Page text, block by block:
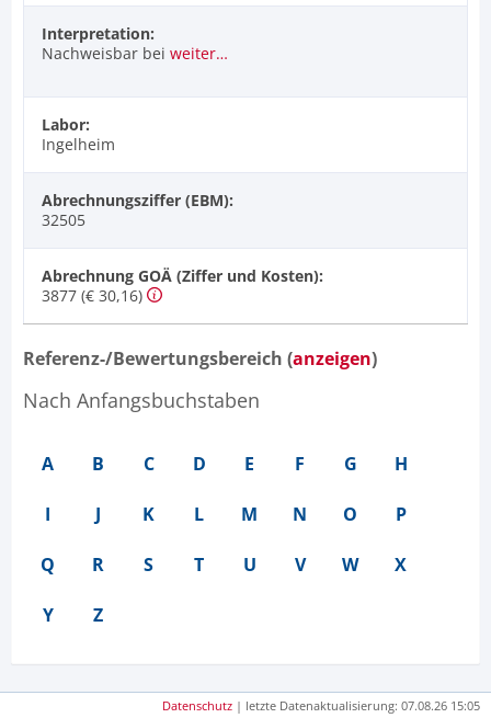
Interpretation:
Nachweisbar bei weiter…
Labor:
Ingelheim
Abrechnungsziffer (EBM):
32505
Abrechnung GOÄ (Ziffer und Kosten):
3877 (€ 30,16)
Referenz-/Bewertungsbereich (anzeigen)
Nach Anfangsbuchstaben
A B C D E F G H
I J K L M N O P
Q R S T U V W X
Y Z
Datenschutz | letzte Datenaktualisierung: 07.08.26 15:05